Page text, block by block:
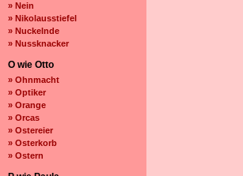
» Nein
» Nikolausstiefel
» Nuckelnde
» Nussknacker
O wie Otto
» Ohnmacht
» Optiker
» Orange
» Orcas
» Ostereier
» Osterkorb
» Ostern